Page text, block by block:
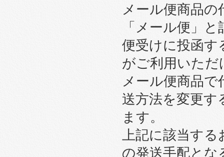
メール便商品の
「メール便」
便受けに投函す
がご利用いただ
メール便商品で
送方法を変更す
ます。
上記に該当する
の発送手配とな